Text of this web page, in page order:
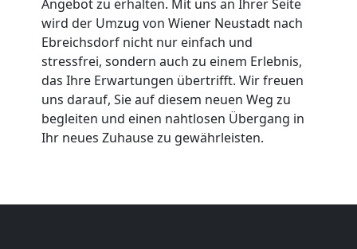
Angebot zu erhalten. Mit uns an Ihrer Seite
wird der Umzug von Wiener Neustadt nach
Ebreichsdorf nicht nur einfach und
stressfrei, sondern auch zu einem Erlebnis,
das Ihre Erwartungen übertrifft. Wir freuen
uns darauf, Sie auf diesem neuen Weg zu
begleiten und einen nahtlosen Übergang in
Ihr neues Zuhause zu gewährleisten.